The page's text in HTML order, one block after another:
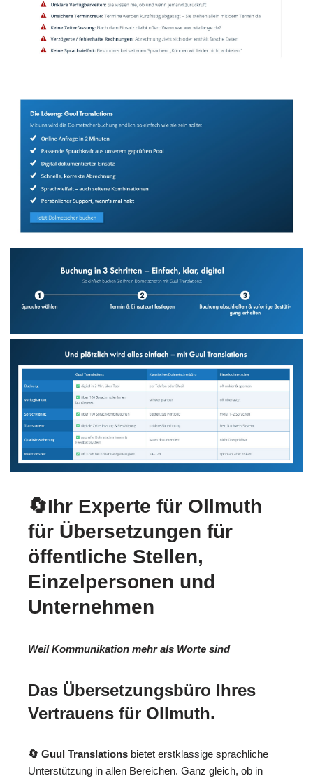
🔄Ihr Experte für Ollmuth
für Übersetzungen für
öffentliche Stellen,
Einzelpersonen und
Unternehmen
Weil Kommunikation mehr als Worte sind
Das Übersetzungsbüro Ihres
Vertrauens für Ollmuth.
🔄 Guul Translations bietet erstklassige sprachliche
Unterstützung in allen Bereichen. Ganz gleich, ob in